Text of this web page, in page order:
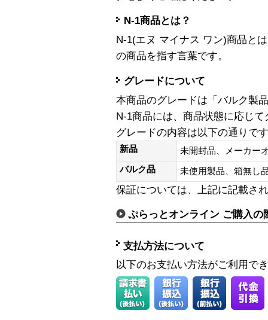
N-1商品とは？
N-1(エヌ マイナス ワン)商品と
の商品を指す言葉です。
グレードについて
本商品のグレードは「バルク製
N-1商品には、商品状態に応じ
グレードの内容は以下の通りで
新品
未開封品、メーカー
バルク品
未使用製品、箱無
保証については、上記に記載さ
ぷらっとオンライン ご購入の
支払方法について
以下のお支払い方法がご利用で